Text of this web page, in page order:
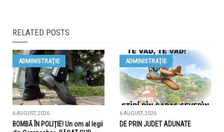
RELATED POSTS
ADMINISTRAŢIE
6 AUGUST, 2026
BOMBĂ ÎN POLIȚIE! Un om al legii
ADMINISTRAŢIE
6 AUGUST, 2026
DE PRIN JUDET ADUNATE